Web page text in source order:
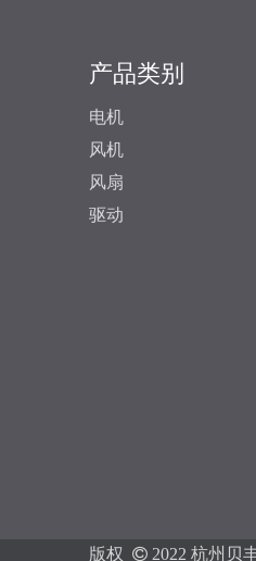
产品类别
电机
风机
风扇
驱动
版权  2022 杭州贝